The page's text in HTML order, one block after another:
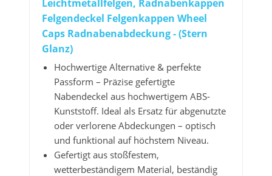
Leichtmetallfelgen, Radnabenkappen
Felgendeckel Felgenkappen Wheel
Caps Radnabenabdeckung - (Stern
Glanz)
Hochwertige Alternative & perfekte
Passform – Präzise gefertigte
Nabendeckel aus hochwertigem ABS-
Kunststoff. Ideal als Ersatz für abgenutzte
oder verlorene Abdeckungen – optisch
und funktional auf höchstem Niveau.
Gefertigt aus stoßfestem,
wetterbeständigem Material, beständig